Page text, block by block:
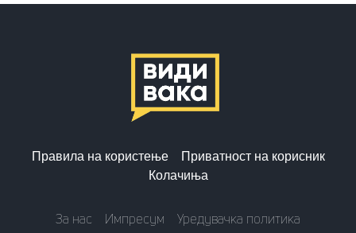
Правила на користење
Приватност на корисник
Колачиња
За нас Импресум Уредувачка политика